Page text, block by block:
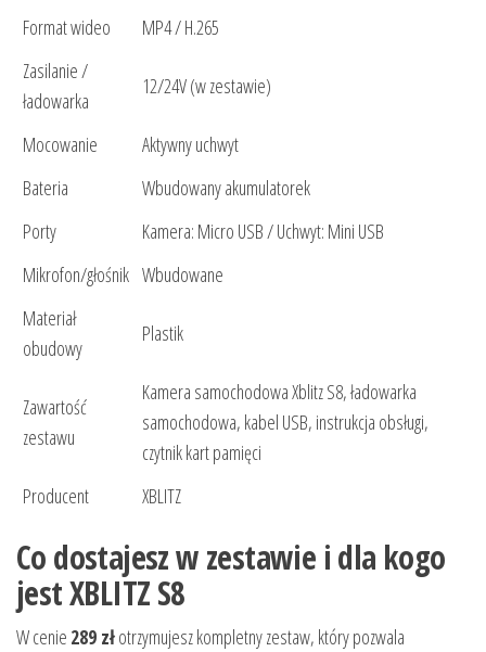
Format wideo
MP4 / H.265
Zasilanie /
ładowarka
12/24V (w zestawie)
Mocowanie
Aktywny uchwyt
Bateria
Wbudowany akumulatorek
Porty
Kamera: Micro USB / Uchwyt: Mini USB
Mikrofon/głośnik Wbudowane
Materiał
obudowy
Plastik
Zawartość
zestawu
Kamera samochodowa Xblitz S8, ładowarka
samochodowa, kabel USB, instrukcja obsługi,
czytnik kart pamięci
Producent
XBLITZ
Co dostajesz w zestawie i dla kogo
jest XBLITZ S8
W cenie 289 złotrzymujesz kompletny zestaw, który pozwala